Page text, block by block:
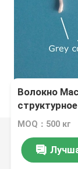
Волокно
MOQ：500 кг